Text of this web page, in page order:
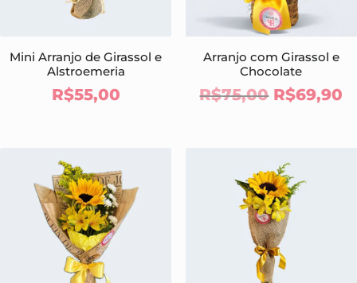
Mini Arranjo de Girassol e
Alstroemeria
R$55,00
Arranjo com Girassol e
Chocolate
R$75,00 O
R$75,00.
R$69,90